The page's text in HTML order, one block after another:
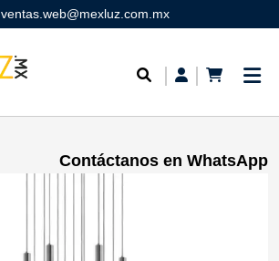
ventas.web@mexluz.com.mx
Contáctanos en WhatsApp